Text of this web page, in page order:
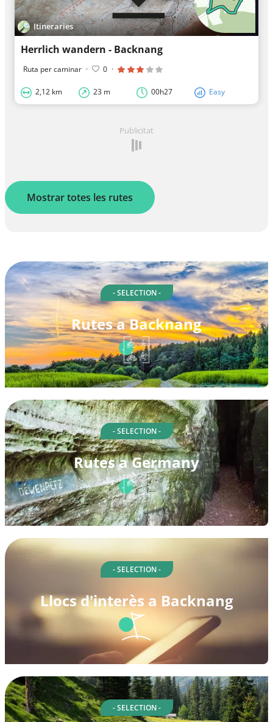
Itineraries
Herrlich wandern - Backnang
Ruta per caminar · 0 ·
2,12 km 23 m 00h27 Easy
Publicitat
Mostrar totes les rutes
- SELECTION -
Rutes a Backnang
- SELECTION -
Rutes a Germany
- SELECTION -
Llocs d'interès a Backnang
- SELECTION -